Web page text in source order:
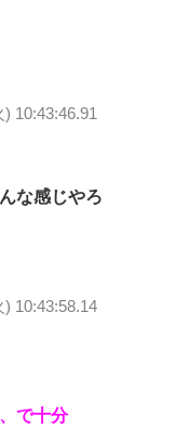
) 10:43:46.91
な感じやろ
) 10:43:58.14
で十分